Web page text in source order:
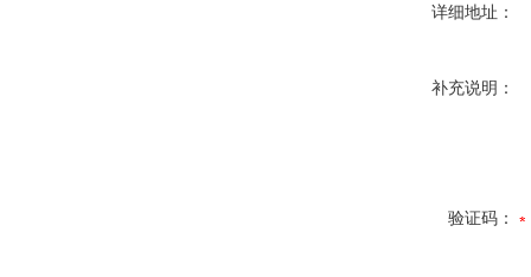
详细地址：
补充说明：
验证码：